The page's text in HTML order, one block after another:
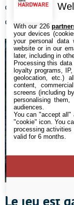
densité DPI des
conviviale et plus
Le jeu est
With our 226
your devices
your personal data
website or in our
later, including in
Processing this data
loyalty programs,
geolocation, etc.)
content,
screens (including
personalising
audiences.
You can "accept all"
"cookie" icon. You
processing
valid for 6 months.